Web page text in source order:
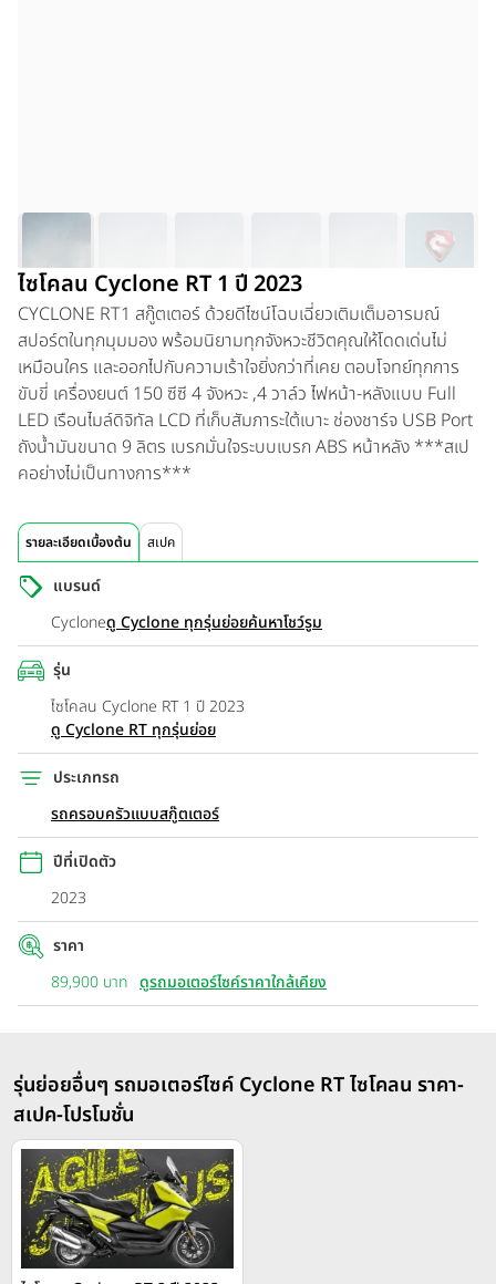
ไซโคลน Cyclone RT 1 ปี 2023
CYCLONE RT1 สกู๊ตเตอร์ ด้วยดีไซน์โฉบเฉี่ยวเติมเต็มอารมณ์
สปอร์ตในทุกมุมมอง พร้อมนิยามทุกจังหวะชีวิตคุณให้โดดเด่นไม่
เหมือนใคร และออกไปกับความเร้าใจยิ่งกว่าที่เคย ตอบโจทย์ทุกการ
ขับขี่ เครื่องยนต์ 150 ซีซี 4 จังหวะ ,4 วาล์ว ไฟหน้า-หลังแบบ Full
LED เรือนไมล์ดิจิทัล LCD ที่เก็บสัมภาระใต้เบาะ ช่องชาร์จ USB Port
ถังน้ำมันขนาด 9 ลิตร เบรกมั่นใจระบบเบรก ABS หน้าหลัง ***สเป
คอย่างไม่เป็นทางการ***
รายละเอียดเบื้องต้น สเปค
แบรนด์
Cycloneดู Cyclone ทุกรุ่นย่อยค้นหาโชว์รูม
รุ่น
ไซโคลน Cyclone RT 1 ปี 2023
ดู Cyclone RT ทุกรุ่นย่อย
ประเภทรถ
รถครอบครัวแบบสกู๊ตเตอร์
ปีที่เปิดตัว
2023
ราคา
89,900 บาท ดูรถมอเตอร์ไซค์ราคาใกล้เคียง
รุ่นย่อยอื่นๆ รถมอเตอร์ไซค์ Cyclone RT ไซโคลน ราคา-
สเปค-โปรโมชั่น